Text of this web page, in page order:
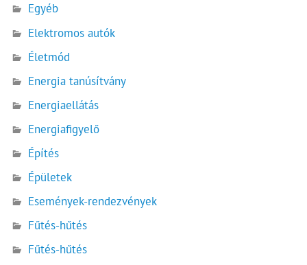
Egyéb
Elektromos autók
Életmód
Energia tanúsítvány
Energiaellátás
Energiafigyelő
Építés
Épületek
Események-rendezvények
Fűtés-hűtés
Fűtés-hűtés